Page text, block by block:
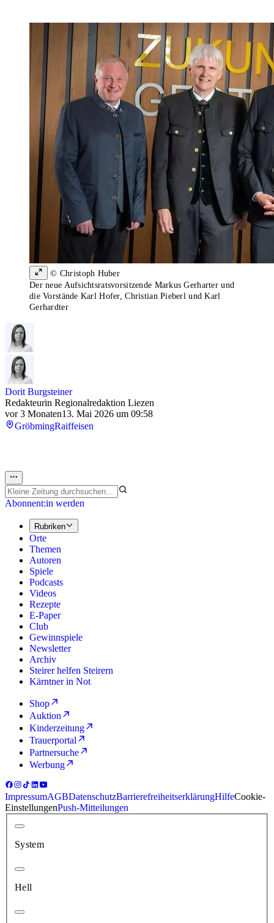
© Christoph Huber
Der neue Aufsichtsratsvorsitzende Markus Gerharter und
die Vorstände Karl Hofer, Christian Pieberl und Karl
Gerhardter
Dorit Burgsteiner
Redakteurin Regionalredaktion Liezen
vor 3 Monaten13. Mai 2026 um 09:58
GröbmingRaiffeisen
Abonnent:in werden
Rubriken
Orte
Themen
Autoren
Spiele
Podcasts
Videos
Rezepte
E-Paper
Club
Gewinnspiele
Newsletter
Archiv
Steirer helfen Steirern
Kärntner in Not
Shop
Auktion
Kinderzeitung
Trauerportal
Partnersuche
Werbung
ImpressumAGBDatenschutzBarrierefreiheitserklärungHilfeCookie-
EinstellungenPush-Mitteilungen
System
Hell